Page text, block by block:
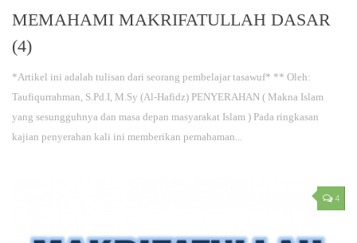
MEMAHAMI MAKRIFATULLAH DASAR
(4)
*Artikel ini adalah tulisan dari seorang pembelajar tasawuf* ** Oleh:
Taufiqurrahman, S.Pd.I, M.Sy (Al-Hafidz) PENYERAHAN ( Makna Islam
yang sesungguhnya dan masa depan masyarakat Islam ) Pada ringkasan
kajian penyerahan kali ini memberikan pemahaman...
4